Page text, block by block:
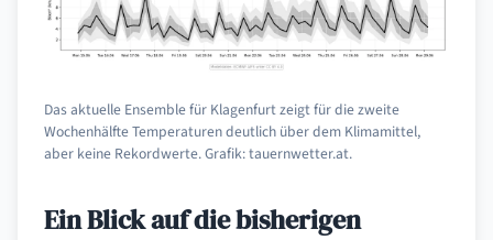
Das aktuelle Ensemble für Klagenfurt zeigt für die zweite
Wochenhälfte Temperaturen deutlich über dem Klimamittel,
aber keine Rekordwerte. Grafik: tauernwetter.at.
Ein Blick auf die bisherigen